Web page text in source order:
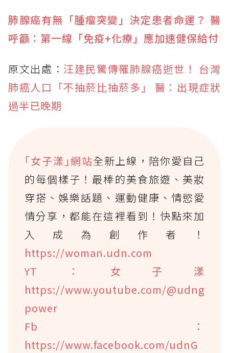
肺腺癌有無「腫瘤突變」決定患者命運？ 醫
呼籲：第一線「免疫+化療」應加速健保給付
原文出處： 汪建民驚傳罹肺腺癌逝世！ 台灣
肺癌人口「不抽菸比抽菸多」 醫：出現症狀
過半已晚期
｢女子漾｣網站全新上線，陪你愛自己
的每個樣子！最棒的美食旅遊、美妝
穿搭、娛樂話題、運動健康、情慾愛
情分享，都能在這裡看到！快點來加
入成為創作者！
https://woman.udn.com
YT：女子漾
https://www.youtube.com/@udng
power
Fb：
https://www.facebook.com/udnG